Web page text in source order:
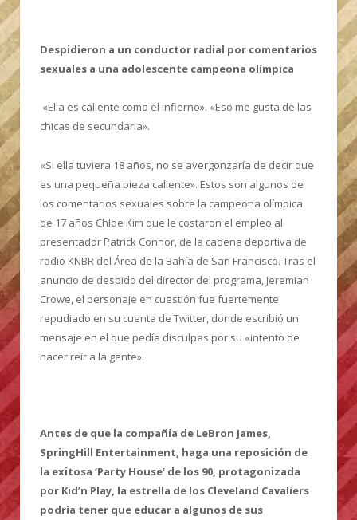
Despidieron a un conductor radial por comentarios
sexuales a una adolescente campeona olímpica
«Ella es caliente como el infierno». «Eso me gusta de las
chicas de secundaria».
«Si ella tuviera 18 años, no se avergonzaría de decir que
es una pequeña pieza caliente». Estos son algunos de
los comentarios sexuales sobre la campeona olímpica
de 17 años Chloe Kim que le costaron el empleo al
presentador Patrick Connor, de la cadena deportiva de
radio KNBR del Área de la Bahía de San Francisco. Tras el
anuncio de despido del director del programa, Jeremiah
Crowe, el personaje en cuestión fue fuertemente
repudiado en su cuenta de Twitter, donde escribió un
mensaje en el que pedía disculpas por su «intento de
hacer reír a la gente».
Antes de que la compañía de LeBron James,
SpringHill Entertainment, haga una reposición de
la exitosa ‘Party House’ de los 90, protagonizada
por Kid’n Play, la estrella de los Cleveland Cavaliers
podría tener que educar a algunos de sus